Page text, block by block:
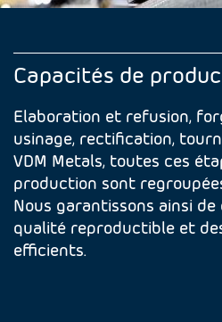
Capacités de
Elaboration et refusion,
usinage, rectification,
VDM Metals, toutes ces
production sont
Nous garantissons ainsi
qualité reproductible et
efficients.